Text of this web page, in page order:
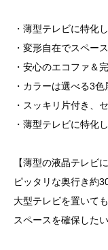
・薄型テレビに特化
・変形自在でスペー
・安心のエコファ＆
・カラーは選べる3色
・スッキリ片付き、
・薄型テレビに特化
【薄型の液晶テレビに
ピッタリな奥行き約
大型テレビを置いて
スペースを確保した